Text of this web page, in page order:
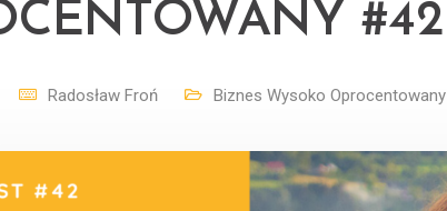
#42
Radosław Froń Biznes Wysoko Oprocentowany